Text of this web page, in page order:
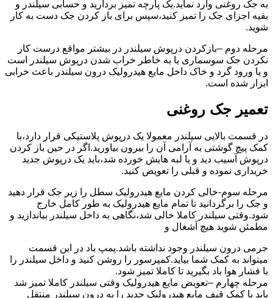
به جک روغنی وارد نماید.یک پارچه تمیز بردارید و حسابی سیلندر و
بقیه اجزای جک را تمیز کنید،سپس برای باز کردن جک دست به کار
شوید.
مرحله دوم –بازکردن درپوش سیلندر در بیشتر مواقع درست کار
نکردن جک سوسماری یا به خاطر خراب شدن درپوش سیلندر است
و یا ورود گرد و خاک داخل مایع هیدرولیک درون سیلندر باعث خرابی
ابزار شده است.
تعمیر جک روغنی
در قسمت بالایی سیلندر معمولا یک درپوش پلاستیکی قرار دارد،با
کمک پیچ گوشتی به آرامی آن را بیرون بیاورید.اگر در حین باز کردن
درپوش آسیب دید و یا لبه هایش خورده شد،باید یک درپوش جدید
خریداری نموده و قبلی را تعویض کنید.
مرحله سوم-خالی کردن مایع هیدرولیک سطل را زیر جک قرار دهید
و جک را برگردانید تا تمام مایع هیدرولیک به طور کامل خارج
شود.وقتی سیلندر کاملا خالی شد،نگاهی به داخل سیلندر بیاندازید و
مطمئن شوید هیچ آشغال و
جرمی درون سیلندر وجود نداشته باشد.پمپ باد در این قسمت
میتواند به کمک شما بیاید.کمپرسور را روشن کنید و داخل سیلندر را
با فشار هوا باد بگیرید تا کاملا تمیز شود.
مرحله چهارم –تعویض مایع هیدرولیک وقتی سیلندر کاملا تمیز شد
باید با کمک قیف مایع هیدرولیک جدید را به درون سیلندر منتقل